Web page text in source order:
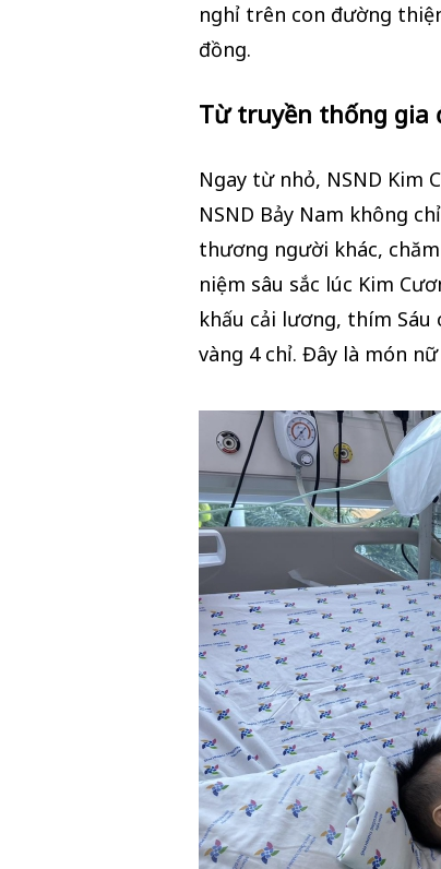
nghỉ trên con đường
đồng.
Từ truyền thống gia
Ngay từ nhỏ, NSND Kim
NSND Bảy Nam không
thương người khác,
niệm sâu sắc lúc Kim
khấu cải lương, thím Sáu
vàng 4 chỉ. Đây là món